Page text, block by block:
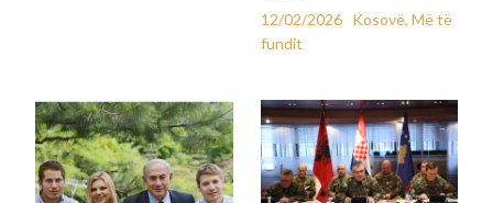
12/02/2026 Kosovë, Më të
fundit